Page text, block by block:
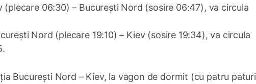
06:30) – București Nord (sosire 06:47), va circula
Nord (plecare 19:10) – Kiev (sosire 19:34), va circula
București Nord – Kiev, la vagon de dormit (cu patru paturi